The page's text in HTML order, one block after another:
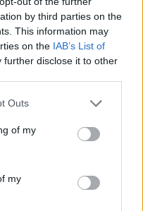
by third parties on the
This information may
on the IAB’s List of
further disclose it to other
Outs
of my
my